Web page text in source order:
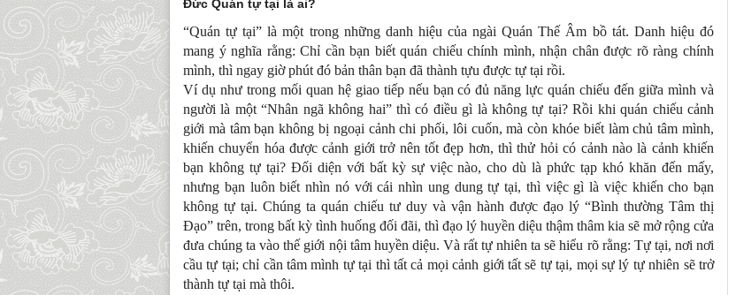
Đức Quán tự tại là ai?
“Quán tự tại” là một trong những danh hiệu của ngài Quán Thế Âm bồ tát. Danh hiệu đó
mang ý nghĩa rằng: Chỉ cần bạn biết quán chiếu chính mình, nhận chân được rõ ràng chính
mình, thì ngay giờ phút đó bản thân bạn đã thành tựu được tự tại rồi.
Ví dụ như trong mối quan hệ giao tiếp nếu bạn có đủ năng lực quán chiếu đến giữa mình và
người là một “Nhân ngã không hai” thì có điều gì là không tự tại? Rồi khi quán chiếu cảnh
giới mà tâm bạn không bị ngoại cảnh chi phối, lôi cuốn, mà còn khóe biết làm chủ tâm mình,
khiến chuyển hóa được cảnh giới trở nên tốt đẹp hơn, thì thử hỏi có cảnh nào là cảnh khiến
bạn không tự tại? Đối diện với bất kỳ sự việc nào, cho dù là phức tạp khó khăn đến mấy,
nhưng bạn luôn biết nhìn nó với cái nhìn ung dung tự tại, thì việc gì là việc khiến cho bạn
không tự tại. Chúng ta quán chiếu tư duy và vận hành được đạo lý “Bình thường Tâm thị
Đạo” trên, trong bất kỳ tình huống đối đãi, thì đạo lý huyền diệu thậm thâm kia sẽ mở rộng cửa
đưa chúng ta vào thế giới nội tâm huyền diệu. Và rất tự nhiên ta sẽ hiểu rõ rằng: Tự tại, nơi nơi
cầu tự tại; chỉ cần tâm mình tự tại thì tất cả mọi cảnh giới tất sẽ tự tại, mọi sự lý tự nhiên sẽ trở
thành tự tại mà thôi.